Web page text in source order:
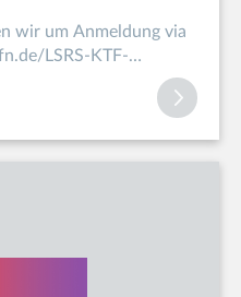
wir um Anmeldung via
LSRS-KTF-